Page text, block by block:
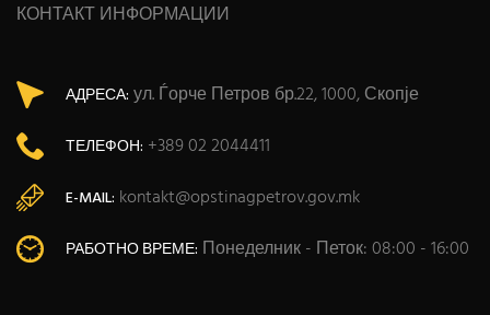
КОНТАКТ ИНФОРМАЦИИ
АДРЕСА: ул. Ѓорче Петров бр.22, 1000, Скопје
ТЕЛЕФОН: +389 02 2044411
E-MAIL: kontakt@opstinagpetrov.gov.mk
РАБОТНО ВРЕМЕ: Понеделник - Петок: 08:00 - 16:00